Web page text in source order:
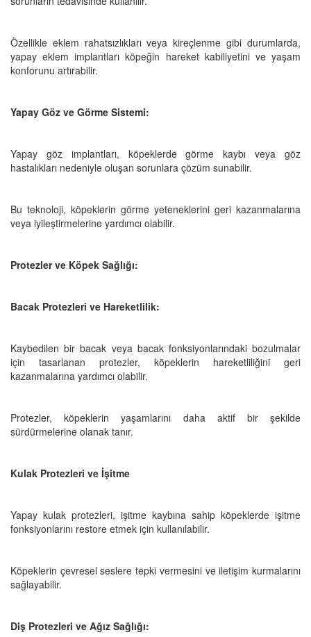
Özellikle eklem rahatsızlıkları veya kireçlenme gibi durumlarda,
yapay eklem implantları köpeğin hareket kabiliyetini ve yaşam
konforunu artırabilir.
Yapay Göz ve Görme Sistemi:
Yapay göz implantları, köpeklerde görme kaybı veya göz
hastalıkları nedeniyle oluşan sorunlara çözüm sunabilir.
Bu teknoloji, köpeklerin görme yeteneklerini geri kazanmalarına
veya iyileştirmelerine yardımcı olabilir.
Protezler ve Köpek Sağlığı:
Bacak Protezleri ve Hareketlilik:
Kaybedilen bir bacak veya bacak fonksiyonlarındaki bozulmalar
için tasarlanan protezler, köpeklerin hareketliliğini geri
kazanmalarına yardımcı olabilir.
Protezler, köpeklerin yaşamlarını daha aktif bir şekilde
sürdürmelerine olanak tanır.
Kulak Protezleri ve İşitme
Yapay kulak protezleri, işitme kaybına sahip köpeklerde işitme
fonksiyonlarını restore etmek için kullanılabilir.
Köpeklerin çevresel seslere tepki vermesini ve iletişim kurmalarını
sağlayabilir.
Diş Protezleri ve Ağız Sağlığı: